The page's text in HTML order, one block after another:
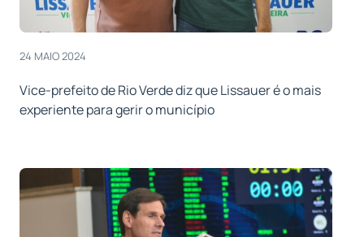
24 MAIO 2024
Vice-prefeito de Rio Verde diz que Lissauer é o mais
experiente para gerir o município